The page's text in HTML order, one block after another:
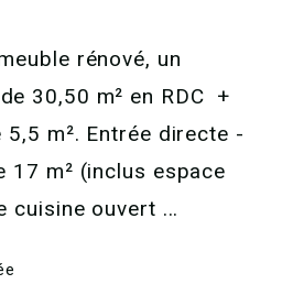
rénové, un
30,50 m² en RDC +
m². Entrée directe -
17 m² (inclus espace
cuisine ouvert ...